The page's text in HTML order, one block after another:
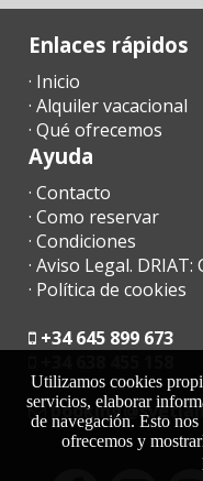
Enlaces rápidos
· Inicio
· Alquiler vacacional
· Qué ofrecemos
Ayuda
· Contacto
· Como reservar
· Condiciones
· Aviso Legal. DRIAT:
· Política de cookies
+34 645 899 673
Utilizamos cookies
servicios, elaborar
de navegación. Esto
ofrecemos y